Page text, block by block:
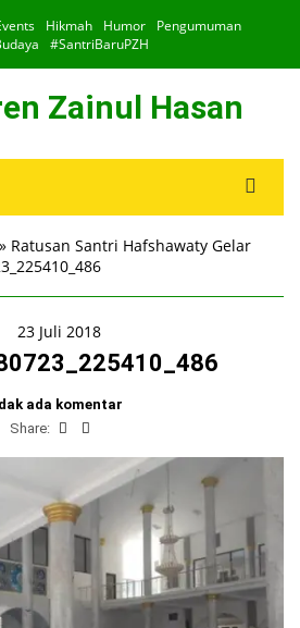
Hikmah Humor
Pengumuman
#SantriBaruPZH
» Ratusan Santri Hafshawaty Gelar
23 Juli 2018
ada komentar
Share: